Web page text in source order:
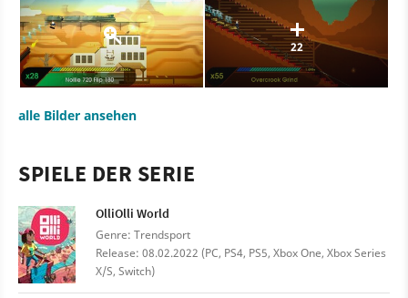
22
alle Bilder ansehen
SPIELE DER SERIE
OlliOlli World
Genre: Trendsport
Release: 08.02.2022 (PC, PS4, PS5, Xbox One, Xbox Series
X/S, Switch)